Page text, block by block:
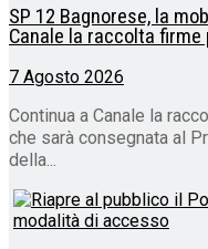
SP 12 Bagnorese, la
Canale la raccolta
7 Agosto 2026
Continua a Canale la
che sarà consegnata al
della...